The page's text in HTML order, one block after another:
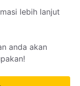
lebih lanjut
anda akan